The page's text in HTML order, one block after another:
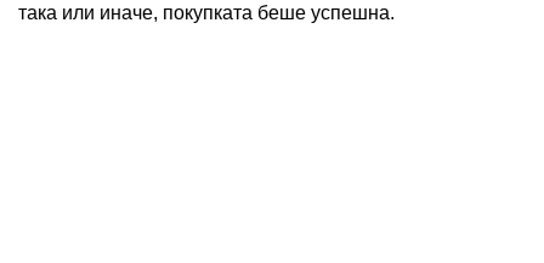
така или иначе, покупката беше успешна.